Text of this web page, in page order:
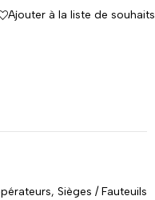
Ajouter à la liste de souhaits
, Sièges / Fauteuils